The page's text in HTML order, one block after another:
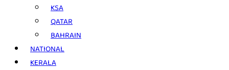
KSA
QATAR
BAHRAIN
NATIONAL
KERALA